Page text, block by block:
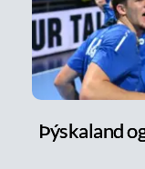
Þýskaland